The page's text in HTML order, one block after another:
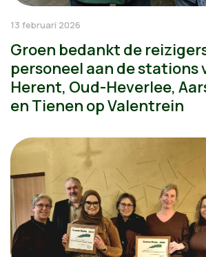
13 februari 2026
Groen bedankt de
personeel aan de stations
Herent, Oud-Heverlee,
en Tienen op Valentrein